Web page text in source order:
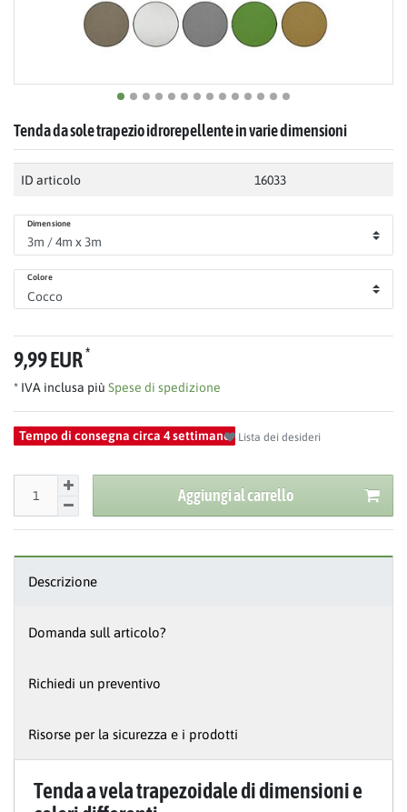
Tenda da sole trapezio idrorepellente in varie dimensioni
ID articolo 16033
Dimensione
Colore
9,99 EUR*
* IVA inclusa più Spese di spedizione
Tempo di consegna circa 4 settimane Lista dei desideri
Aggiungi al carrello
Descrizione
Domanda sull articolo?
Richiedi un preventivo
Risorse per la sicurezza e i prodotti
Tenda a vela trapezoidale di dimensioni e